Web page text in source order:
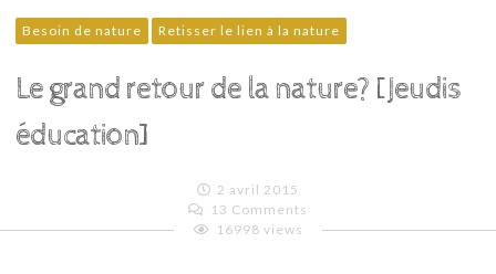
Besoin de nature Retisser le lien à la nature
Le grand retour de la nature? [Jeudis
éducation]
2 avril 2015
Emilie
13 Comments
16998 views